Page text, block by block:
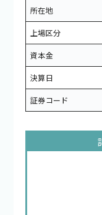
所在地
上場区分
資本金
決算日
証券コード